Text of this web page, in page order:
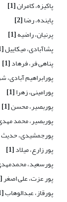
پاکیزه، کامران[1]
پاینده، رضا[2]
پرنیان، راضیه[1]
پشاآبادی، میکاییل[1]
پناهی فر، فرهاد[1]
پورابراهیم آبادی،
پورامینی، زهرا[1]
پوربصیر، محسن[1]
پوربصیر، محمد
پورجمشیدی، حدیث
پور زارع، میلاد[1]
پورسعید،
پور عزت، علی اصغر[1]
پورقاز، عبدالوهاب[1]